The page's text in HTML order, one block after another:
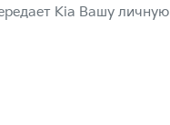
Kia Вашу личную